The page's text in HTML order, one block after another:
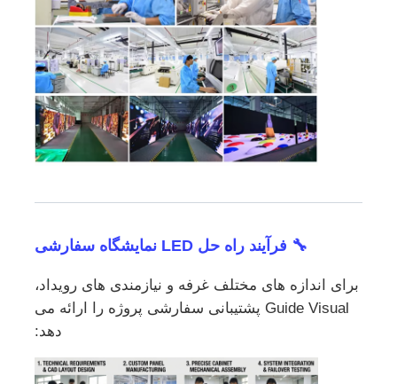
🔧 فرآیند راه حل LED نمایشگاه سفارشی
برای اندازه های مختلف غرفه و نیازمندی های رویداد،
Guide Visual پشتیبانی سفارشی پروژه را ارائه می
دهد: